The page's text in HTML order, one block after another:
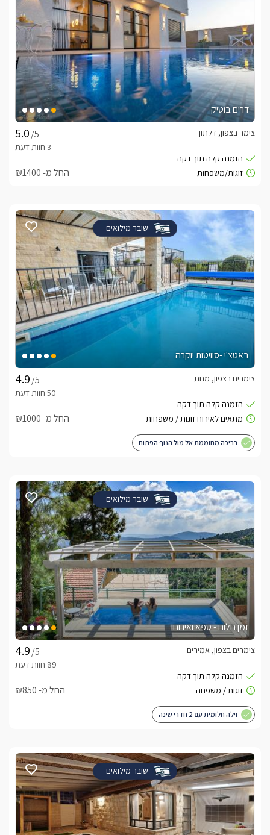
דרים בוטיק
/5
צימר בצפון, דלתון
החל מ- ₪1400
שובר מילואים
באטצ'י -סוויטות יוקרה
/5
צימרים בצפון, מנות
החל מ- ₪1000
בריכה מחוממת אל מול הנוף הפתוח
שובר מילואים
זמן חלום - ספא ואירוח
/5
צימרים בצפון, אמירים
החל מ- ₪850
וילה חלומית עם 2 חדרי שינה
שובר מילואים